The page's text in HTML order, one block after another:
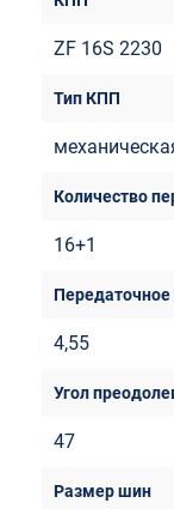
ZF 16S 2230
16+1
4,55
47